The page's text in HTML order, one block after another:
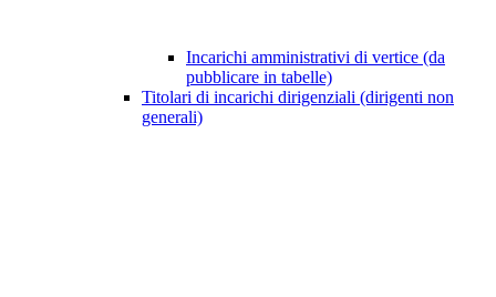
Incarichi amministrativi di vertice (da
pubblicare in tabelle)
Titolari di incarichi dirigenziali (dirigenti non
generali)